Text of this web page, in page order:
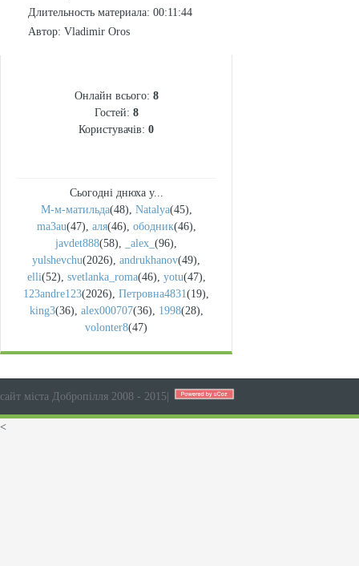
Длительность материала: 00:11:44
Автор: Vladimir Oros
Онлайн всього: 8
Гостей: 8
Користувачів: 0
Сьогодні днюха у...
М-м-матильда(48), Natalya(45),
ma3au(47), аля(46), ободник(46),
javdet888(58), _alex_ (96),
yulshevchu(2026), andrukhanov(49),
elli(52), svetlanka_roma(46), yotu(47),
123andre123(2026), Петровна4831(19),
king3(36), alex000707(36), 1998(28),
volonter8(47)
сайт міста Добропілля 2008 - 2015
<